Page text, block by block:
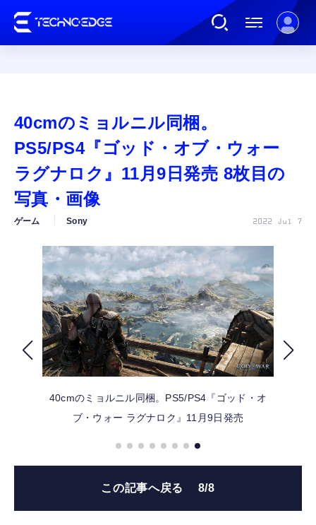
AI
ガジェット
カルチャー
公式ストア
FOLLOW US
40cmのミョルニル同梱。
PS5/PS4『ゴッド・オブ・ウォー
ラグナロク』11月9日発売 8枚目の
写真・画像
ゲーム Sony 2022 Jul 7
40cmのミョルニル同梱。PS5/PS4『ゴッド・オ
ブ・ウォー ラグナロク』11月9日発売
この記事へ戻る 8/8